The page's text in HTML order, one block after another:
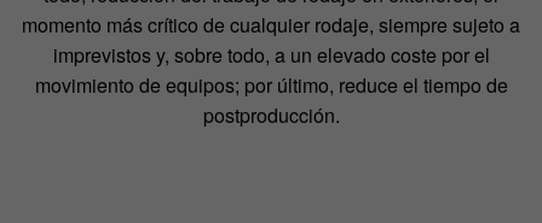
momento más crítico de cualquier rodaje, siempre sujeto a
imprevistos y, sobre todo, a un elevado coste por el
movimiento de equipos; por último, reduce el tiempo de
postproducción.